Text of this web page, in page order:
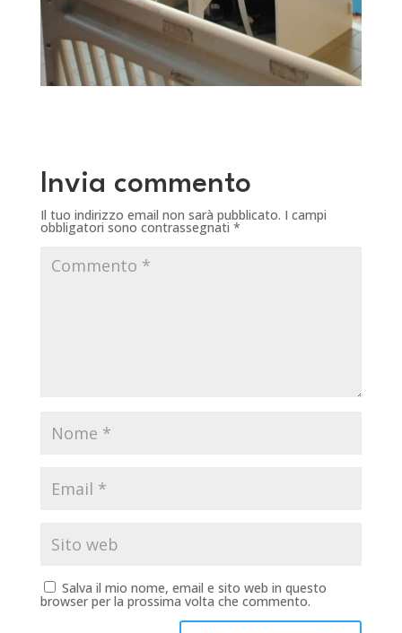
Invia commento
Il tuo indirizzo email non sarà pubblicato. I campi
obbligatori sono contrassegnati *
Salva il mio nome, email e sito web in questo
browser per la prossima volta che commento.